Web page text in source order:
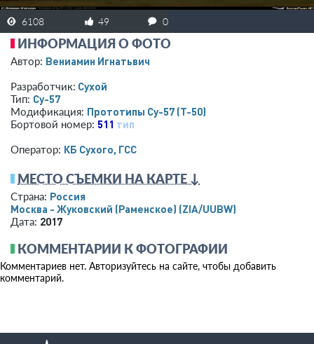
6108 49 0
ИНФОРМАЦИЯ О ФОТО
Автор: Вениамин Игнатьвич
Разработчик: Сухой
Тип: Су-57
Модификация: Прототипы Су-57 (Т-50)
Бортовой номер: 511 тип
Оператор: КБ Сухого, ГСС
МЕСТО СЪЕМКИ НА КАРТЕ ↓
Страна: Россия
Москва - Жуковский (Раменское) (ZIA/UUBW)
Дата: 2017
КОММЕНТАРИИ К ФОТОГРАФИИ
Комментариев нет. Авторизуйтесь на сайте, чтобы добавить
комментарий.